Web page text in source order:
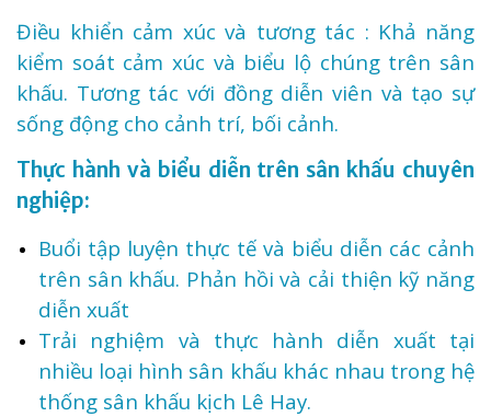
Điều khiển cảm xúc và tương tác : Khả năng
kiểm soát cảm xúc và biểu lộ chúng trên sân
khấu. Tương tác với đồng diễn viên và tạo sự
sống động cho cảnh trí, bối cảnh.
Thực hành và biểu diễn trên sân khấu chuyên
nghiệp:
Buổi tập luyện thực tế và biểu diễn các cảnh
trên sân khấu. Phản hồi và cải thiện kỹ năng
diễn xuất
Trải nghiệm và thực hành diễn xuất tại
nhiều loại hình sân khấu khác nhau trong hệ
thống sân khấu kịch Lê Hay.